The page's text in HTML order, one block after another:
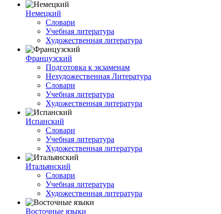
Немецкий
Словари
Учебная литература
Художественная литература
Французский
Подготовка к экзаменам
Нехудожественная Литература
Словари
Учебная литература
Художественная литература
Испанский
Словари
Учебная литература
Художественная литература
Итальянский
Словари
Учебная литература
Художественная литература
Восточные языки